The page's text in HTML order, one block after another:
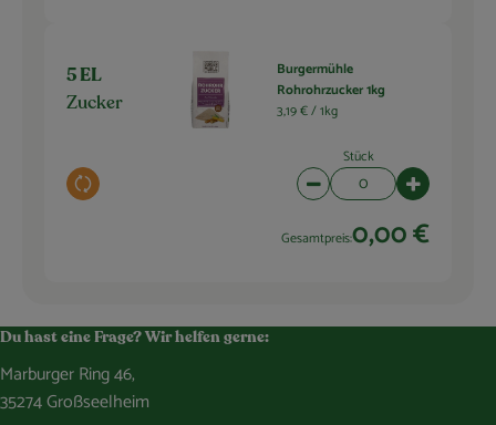
5 EL
Zucker
Auswahl ändern
Burgermühle
Rohrohrzucker 1kg
3,19 € /1kg
Stück
Artikelanzahl verringern
Gesamtpreis:0,00 €
Du hast eine Frage? Wir helfen gerne:
Marburger Ring 46,
35274 Großseelheim